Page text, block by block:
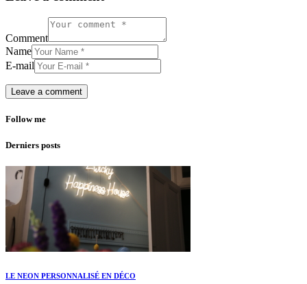
Comment
Name
E-mail
Follow me
Derniers posts
LE NEON PERSONNALISÉ EN DÉCO